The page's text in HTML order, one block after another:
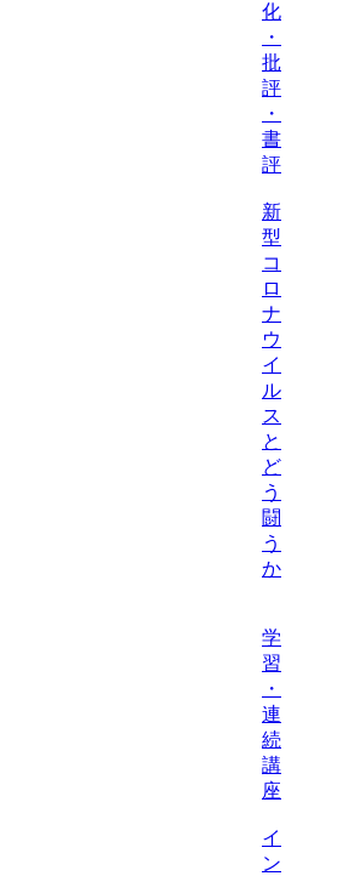
化
・
批
評
・
書
評
新
型
コ
ロ
ナ
ウ
イ
ル
ス
と
ど
う
闘
う
か
学
習
・
連
続
講
座
イ
ン